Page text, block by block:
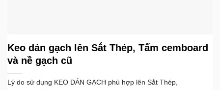
Keo dán gạch lên Sắt Thép, Tấm cemboard
và nề gạch cũ
Lý do sử dụng KEO DÁN GẠCH phù hợp lên Sắt Thép,